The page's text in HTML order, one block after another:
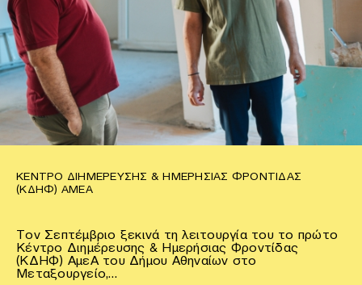
ΚΈΝΤΡΟ ΔΙΗΜΈΡΕΥΣΗΣ & ΗΜΕΡΉΣΙΑΣ ΦΡΟΝΤΊΔΑΣ
(ΚΔΗΦ) ΑΜΕΑ
Τον Σεπτέμβριο ξεκινά τη λειτουργία του το πρώτο
Κέντρο Διημέρευσης & Ημερήσιας Φροντίδας
(ΚΔΗΦ) ΑμεΑ του Δήμου Αθηναίων στο
Μεταξουργείο,…